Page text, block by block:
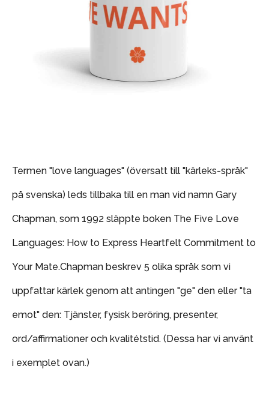
Termen "love languages" (översatt till "kärleks-språk"
på svenska) leds tillbaka till en man vid namn Gary
Chapman, som 1992 släppte boken The Five Love
Languages: How to Express Heartfelt Commitment to
Your Mate.Chapman beskrev 5 olika språk som vi
uppfattar kärlek genom att antingen "ge" den eller "ta
emot" den: Tjänster, fysisk beröring, presenter,
ord/affirmationer och kvalitétstid. (Dessa har vi använt
i exemplet ovan.)